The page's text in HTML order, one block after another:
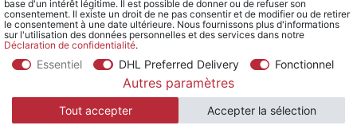
© Copyright 2026 Waldorfshop Tous droits réservés.
*Commander en France à partir de 99 € sans frais de port
base d'un intérêt légitime. Il est possible de donner ou de refuser son
consentement. Il existe un droit de ne pas consentir et de modifier ou de retirer
le consentement à une date ultérieure. Nous fournissons plus d'informations
sur l'utilisation des données personnelles et des services dans notre
Déclaration de confidentialité.
Essentiel DHL Preferred Delivery Fonctionnel
Autres paramètres
Tout accepter Accepter la sélection